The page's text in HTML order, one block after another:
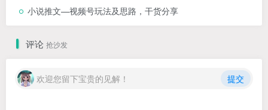
小说推文—视频号玩法及思路，干货分享
评论 抢沙发
欢迎您留下宝贵的见解！ 提交